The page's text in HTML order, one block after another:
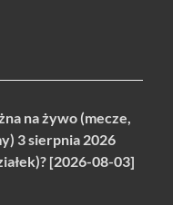
na żywo (mecze,
3 sierpnia 2026
[2026-08-03]